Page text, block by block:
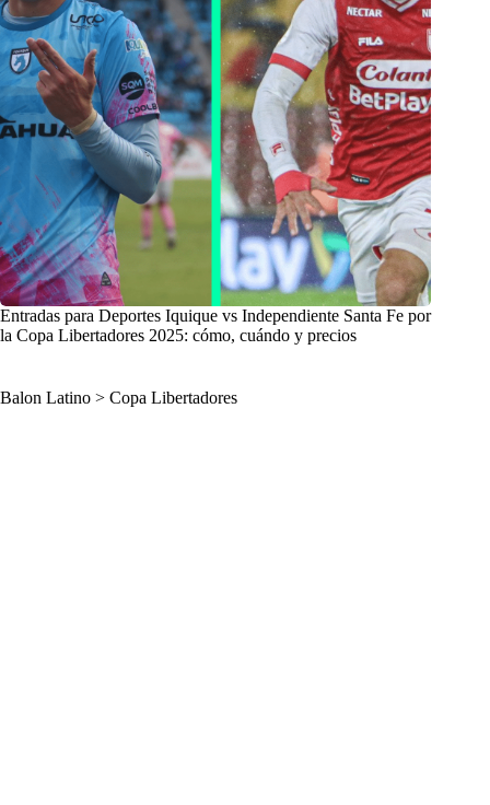
Entradas para Deportes Iquique vs Independiente Santa Fe por
la Copa Libertadores 2025: cómo, cuándo y precios
Balon Latino > Copa Libertadores